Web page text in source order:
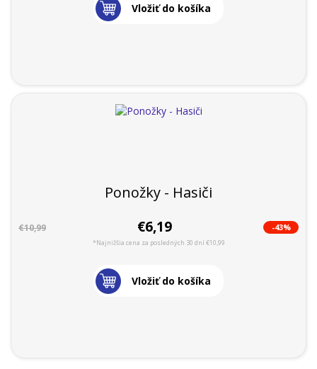
Vložiť do košíka
Ponožky - Hasiči
€10,99 €6,19 -43%
*Najnižšia cena za posledných 30 dní €10,99
Vložiť do košíka